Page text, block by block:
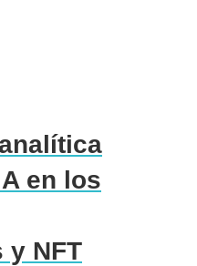
en los
y NFT